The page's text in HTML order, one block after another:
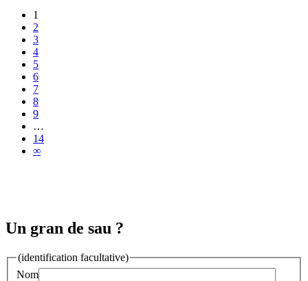
1
2
3
4
5
6
7
8
9
…
14
∞
Un gran de sau ?
(identification facultative)
Nom